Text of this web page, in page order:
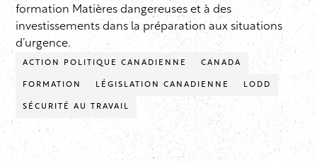
formation Matières dangereuses et à des
investissements dans la préparation aux situations
d’urgence.
ACTION POLITIQUE CANADIENNE CANADA
FORMATION LÉGISLATION CANADIENNE LODD
SÉCURITÉ AU TRAVAIL